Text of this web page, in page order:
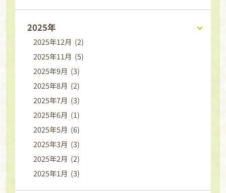
2025年
2025年12月 (2)
2025年11月 (5)
2025年9月 (3)
2025年8月 (2)
2025年7月 (3)
2025年6月 (1)
2025年5月 (6)
2025年3月 (3)
2025年2月 (2)
2025年1月 (3)